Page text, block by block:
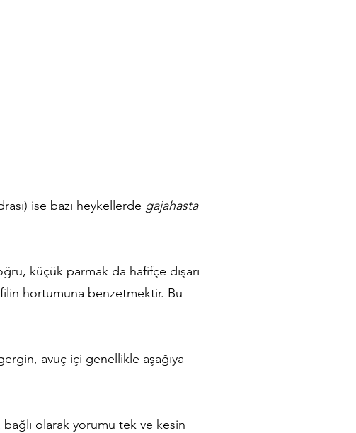
ise bazı heykellerde gajahasta
küçük parmak da hafifçe dışarı
filin hortumuna benzetmektir. Bu
avuç içi genellikle aşağıya
olarak yorumu tek ve kesin